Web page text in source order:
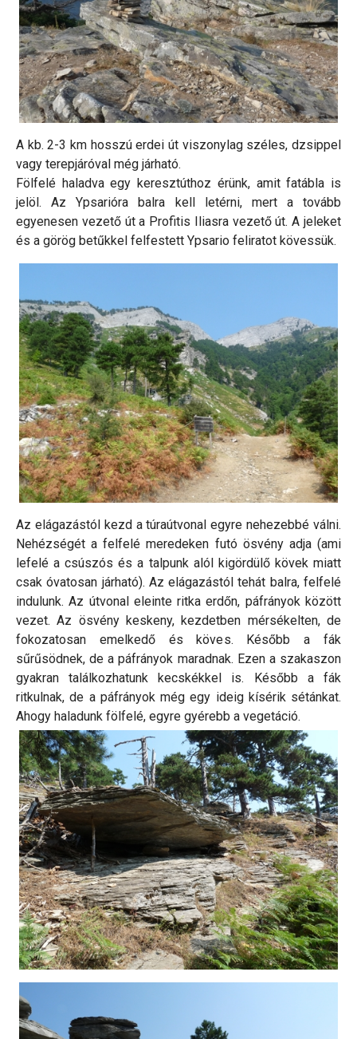
A kb. 2-3 km hosszú erdei út viszonylag széles, dzsippel
vagy terepjáróval még járható.
Fölfelé haladva egy keresztúthoz érünk, amit fatábla is
jelöl. Az Ypsarióra balra kell letérni, mert a tovább
egyenesen vezető út a Profitis Iliasra vezető út. A jeleket
és a görög betűkkel felfestett Ypsario feliratot kövessük.
Az elágazástól kezd a túraútvonal egyre nehezebbé válni.
Nehézségét a felfelé meredeken futó ösvény adja (ami
lefelé a csúszós és a talpunk alól kigördülő kövek miatt
csak óvatosan járható). Az elágazástól tehát balra, felfelé
indulunk. Az útvonal eleinte ritka erdőn, páfrányok között
vezet. Az ösvény keskeny, kezdetben mérsékelten, de
fokozatosan emelkedő és köves. Később a fák
sűrűsödnek, de a páfrányok maradnak. Ezen a szakaszon
gyakran találkozhatunk kecskékkel is. Később a fák
ritkulnak, de a páfrányok még egy ideig kísérik sétánkat.
Ahogy haladunk fölfelé, egyre gyérebb a vegetáció.